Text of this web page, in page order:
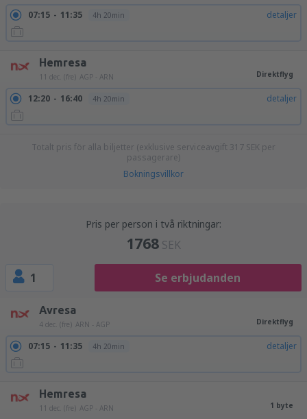
07:15 11:35 4h 20min detaljer
Hemresa
11 dec. (fre) AGP - ARN Direktflyg
12:20 16:40 4h 20min detaljer
Totalt pris för alla biljetter (exklusive serviceavgift 317 SEK per
passagerare)
Bokningsvillkor
Pris per person i två riktningar:
1768 SEK
1 Se erbjudanden
Avresa
4 dec. (fre) ARN - AGP Direktflyg
07:15 11:35 4h 20min detaljer
Hemresa
11 dec. (fre) AGP - ARN 1 byte